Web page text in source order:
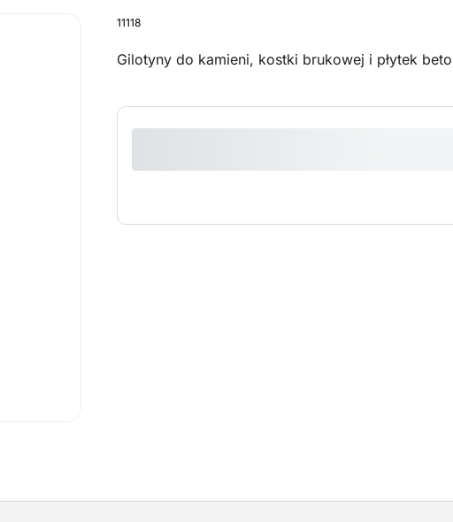
11118
Gilotyny do kamieni, kostki brukowej i płytek